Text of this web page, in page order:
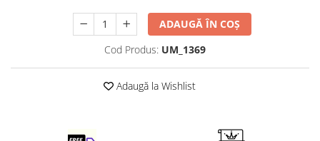
LEGO Speed Champions
ADAUGĂ ÎN COȘ
Cod Produs: UM_1369
Adaugă la Wishlist